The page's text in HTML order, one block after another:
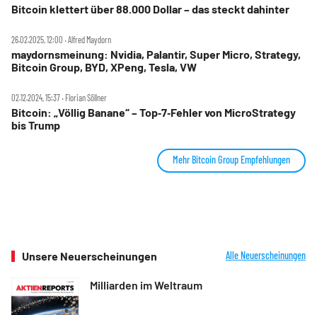
Bitcoin klettert über 88.000 Dollar – das steckt dahinter
26.02.2025, 12:00 ‧ Alfred Maydorn
maydornsmeinung: Nvidia, Palantir, Super Micro, Strategy,
Bitcoin Group, BYD, XPeng, Tesla, VW
02.12.2024, 15:37 ‧ Florian Söllner
Bitcoin: „Völlig Banane“ – Top‑7‑Fehler von MicroStrategy
bis Trump
Mehr Bitcoin Group Empfehlungen
Unsere Neuerscheinungen Alle Neuerscheinungen
Milliarden im Weltraum